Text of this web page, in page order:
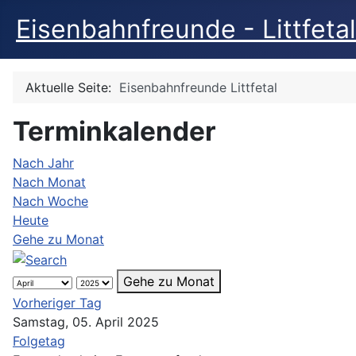
Eisenbahnfreunde -
Aktuelle Seite: Eisenbahnfreunde Littfetal
Terminkalender
Nach Jahr
Nach Monat
Nach Woche
Heute
Gehe zu Monat
Gehe zu Monat
Vorheriger Tag
Samstag, 05. April 2025
Folgetag